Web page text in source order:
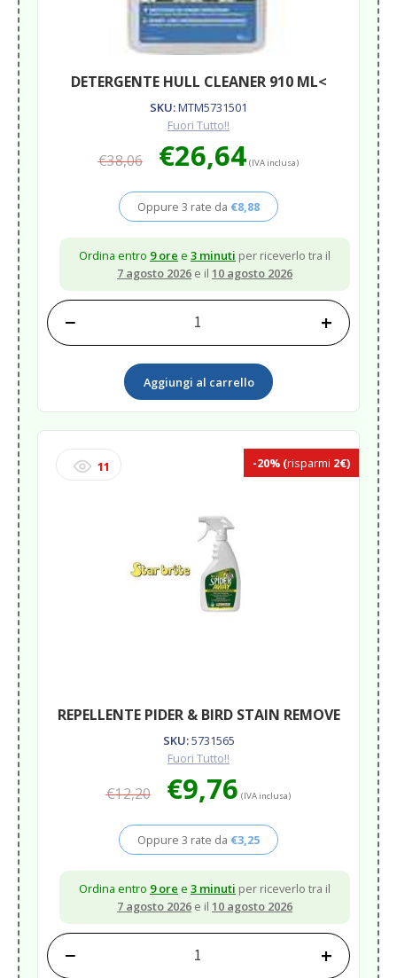
DETERGENTE HULL CLEANER 910 ML<
SKU:MTM5731501
Fuori Tutto!!
€38,06
prezzo
era:
€38,06.
€26,64prezzo
è:
€26,64.
(IVA inclusa)
Oppure 3 rate da €8,88
Ordina entro 9 ore e 3 minuti per riceverlo tra il
7 agosto 2026 e il 10 agosto 2026
DETERGENTE
HULL
− +
Aggiungi al carrello
-20% (risparmi 2€)
REPELLENTE PIDER & BIRD STAIN REMOVE
SKU:5731565
Fuori Tutto!!
€12,20
prezzo
era:
€12,20.
€9,76 prezzo
è:
€9,76.
(IVA inclusa)
Oppure 3 rate da €3,25
11
Ordina entro 9 ore e 3 minuti per riceverlo tra il
7 agosto 2026 e il 10 agosto 2026
REPELLENTE
− +